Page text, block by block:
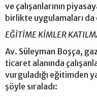
ve çalışanlarının
birlikte uygulamaları
EĞİTİME KİMLER
Av. Süleyman Boşça,
ticaret alanında
vurguladığı eğitimden
şöyle sıraladı: